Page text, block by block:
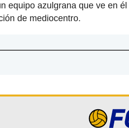
equipo azulgrana que ve en
de mediocentro.